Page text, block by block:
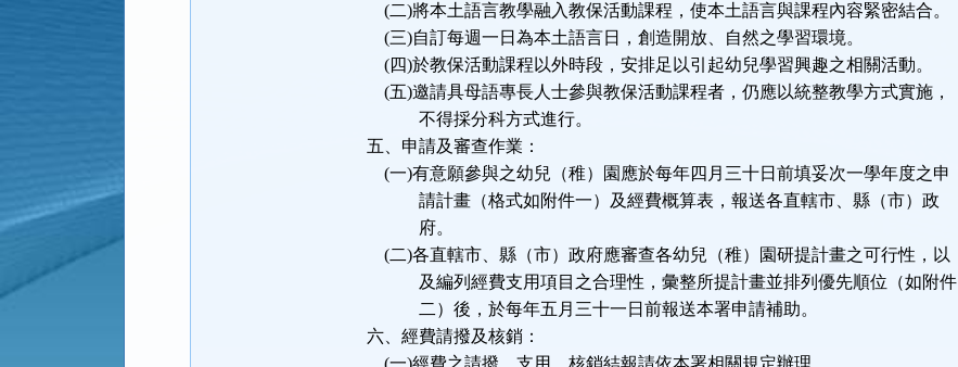
(二)將本土語言教學融入教保活動課程，使本土語言與課程內容緊密結合。
(三)自訂每週一日為本土語言日，創造開放、自然之學習環境。
(四)於教保活動課程以外時段，安排足以引起幼兒學習興趣之相關活動。
(五)邀請具母語專長人士參與教保活動課程者，仍應以統整教學方式實施，
不得採分科方式進行。
五、申請及審查作業：
(一)有意願參與之幼兒（稚）園應於每年四月三十日前填妥次一學年度之申
請計畫（格式如附件一）及經費概算表，報送各直轄市、縣（市）政
府。
(二)各直轄市、縣（市）政府應審查各幼兒（稚）園研提計畫之可行性，以
及編列經費支用項目之合理性，彙整所提計畫並排列優先順位（如附件
二）後，於每年五月三十一日前報送本署申請補助。
六、經費請撥及核銷：
(一)經費之請撥、支用、核銷結報請依本署相關規定辦理。